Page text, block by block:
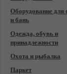
Оборудование для
и бань
Одежда, обувь и
принадлежности
Охота и рыбалка
Паркет